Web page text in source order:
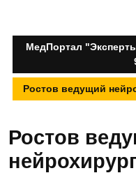
МедПортал
Ростов ведущий
Ростов